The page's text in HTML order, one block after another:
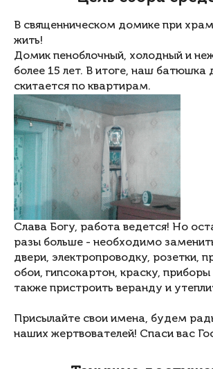
В священническом домике при
жить!
Домик пеноблочный, холодный и
более 15 лет. В итоге, наш батюшка
скитается по квартирам.
Слава Богу, работа ведется! Но
разы больше - необходимо
двери, электропроводку, розетки,
обои, гипсокартон, краску, приборы
также пристроить веранду и
Присылайте свои имена, будем
наших жертвователей! Спаси вас